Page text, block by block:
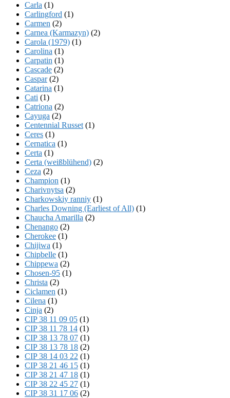
Carla (1)
Carlingford (1)
Carmen (2)
Carnea (Karmazyn) (2)
Carola (1979) (1)
Carolina (1)
Carpatin (1)
Cascade (2)
Caspar(2)
Catarina (1)
Cati (1)
Catriona (2)
Cayuga (2)
Centennial Russet (1)
Ceres (1)
Cernatica (1)
Certa (1)
Certa (weißblühend) (2)
Ceza (2)
Champion (1)
Charivnytsa (2)
Charkowskiy ranniy (1)
Charles Downing (Earliest of All) (1)
Chaucha Amarilla (2)
Chenango (2)
Cherokee (1)
Chijiwa (1)
Chipbelle (1)
Chippewa (2)
Chosen-95 (1)
Christa (2)
Ciclamen (1)
Cilena (1)
Cinja (2)
CIP 38 11 09 05 (1)
CIP 38 11 78 14 (1)
CIP 38 13 78 07 (1)
CIP 38 13 78 18 (2)
CIP 38 14 03 22 (1)
CIP 38 21 46 15 (1)
CIP 38 21 47 18 (1)
CIP 38 22 45 27 (1)
CIP 38 31 17 06 (2)